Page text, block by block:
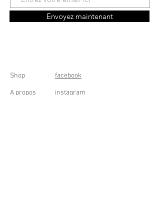
Envoyez maintenant
Shop
A propos
facebook
instagram